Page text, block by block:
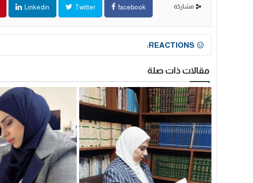
مشاركة facebook
Twitter
Linkedin
REACTIONS:
مقالات ذات صلة